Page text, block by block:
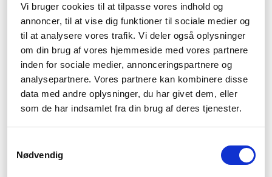
Vi bruger cookies til at tilpasse vores indhold og
annoncer, til at vise dig funktioner til sociale medier og
til at analysere vores trafik. Vi deler også oplysninger
om din brug af vores hjemmeside med vores partnere
inden for sociale medier, annonceringspartnere og
analysepartnere. Vores partnere kan kombinere disse
data med andre oplysninger, du har givet dem, eller
som de har indsamlet fra din brug af deres tjenester.
Nødvendig
Inbyggda LCD-skärmar på
vissa modeller som visar viktig
information direkt i spelet.
Saiteks simuleringsprodukter,
såsom rattar och
pedalnummer, ger en verklig
racingkänsla.